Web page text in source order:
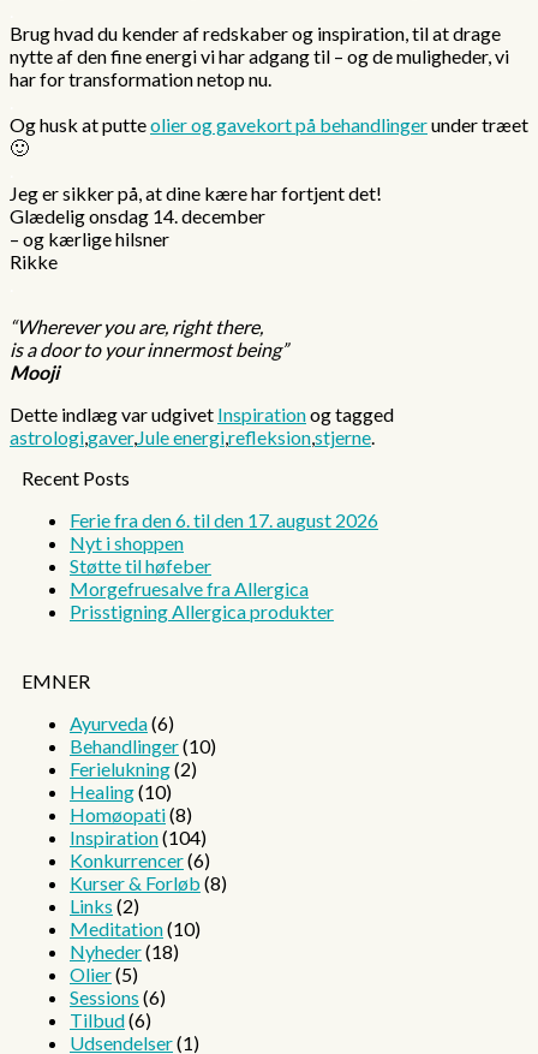
Brug hvad du kender af redskaber og inspiration, til at drage
nytte af den fine energi vi har adgang til – og de muligheder, vi
har for transformation netop nu.
Og husk at putteolier og gavekort på behandlingerunder træet
🙂
Jeg er sikker på, at dine kære har fortjent det!
Glædelig onsdag 14. december
– og kærlige hilsner
Rikke
“Wherever you are, right there,
is a door to your innermost being”
Mooji
Dette indlæg var udgivet Inspirationog tagged
astrologi,gaver,Jule energi,refleksion,stjerne.
Recent Posts
Ferie fra den 6. til den 17. august 2026
Nyt i shoppen
Støtte til høfeber
Morgefruesalve fra Allergica
Prisstigning Allergica produkter
EMNER
Ayurveda(6)
Behandlinger(10)
Ferielukning(2)
Healing(10)
Homøopati(8)
Inspiration(104)
Konkurrencer(6)
Kurser & Forløb (8)
Links (2)
Meditation(10)
Nyheder(18)
Olier(5)
Sessions (6)
Tilbud(6)
Udsendelser(1)